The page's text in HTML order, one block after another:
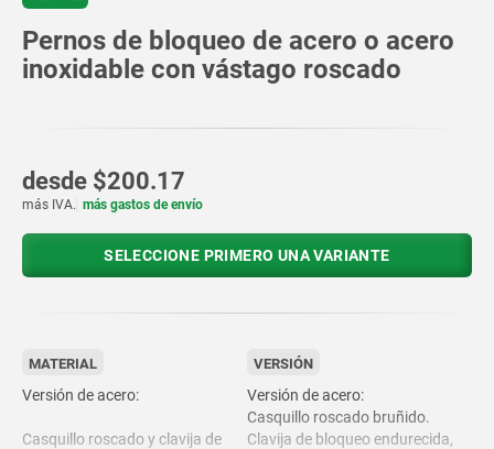
Pernos de bloqueo de acero o acero
inoxidable con vástago roscado
desde $200.17
más IVA. más gastos de envío
SELECCIONE PRIMERO UNA VARIANTE
MATERIAL
Versión de acero:
Casquillo roscado y clavija de
VERSIÓN
Versión de acero:
Casquillo roscado bruñido.
Clavija de bloqueo endurecida,